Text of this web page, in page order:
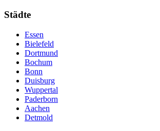
Städte
Essen
Bielefeld
Dortmund
Bochum
Bonn
Duisburg
Wuppertal
Paderborn
Aachen
Detmold